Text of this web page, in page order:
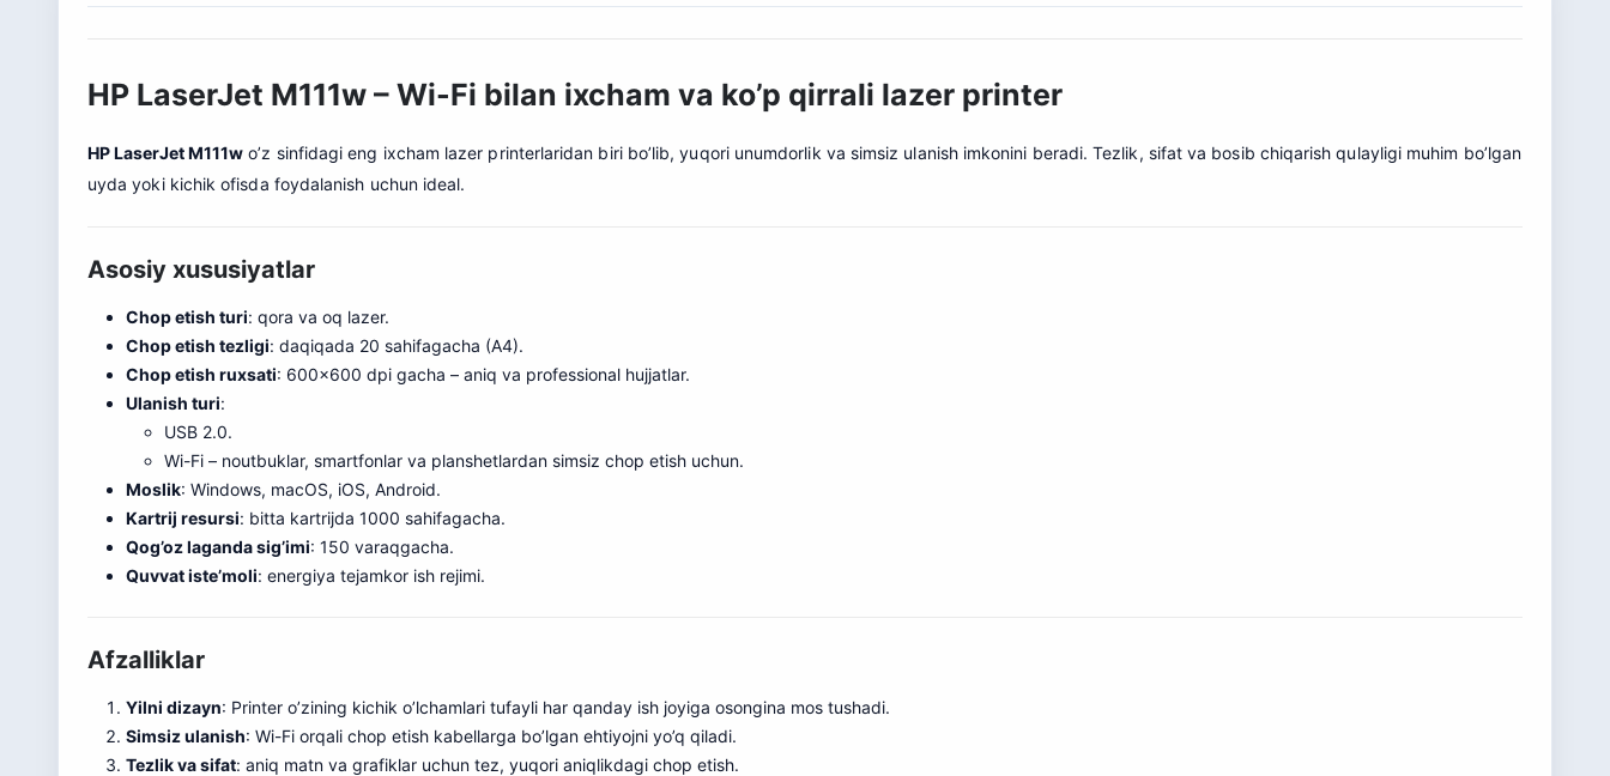
HP LaserJet M111w – Wi-Fi bilan ixcham va ko’p qirrali lazer printer
HP LaserJet M111w o’z sinfidagi eng ixcham lazer printerlaridan biri bo’lib, yuqori unumdorlik va simsiz ulanish imkonini beradi. Tezlik, sifat va bosib chiqarish qulayligi muhim bo’lgan
uyda yoki kichik ofisda foydalanish uchun ideal.
Asosiy xususiyatlar
Chop etish turi: qora va oq lazer.
Chop etish tezligi: daqiqada 20 sahifagacha (A4).
Chop etish ruxsati: 600×600 dpi gacha – aniq va professional hujjatlar.
Ulanish turi:
USB 2.0.
Wi-Fi – noutbuklar, smartfonlar va planshetlardan simsiz chop etish uchun.
Moslik: Windows, macOS, iOS, Android.
Kartrij resursi: bitta kartrijda 1000 sahifagacha.
Qog’oz laganda sig’imi: 150 varaqgacha.
Quvvat iste’moli: energiya tejamkor ish rejimi.
Afzalliklar
Yilni dizayn: Printer o’zining kichik o’lchamlari tufayli har qanday ish joyiga osongina mos tushadi.
Simsiz ulanish: Wi-Fi orqali chop etish kabellarga bo’lgan ehtiyojni yo’q qiladi.
Tezlik va sifat: aniq matn va grafiklar uchun tez, yuqori aniqlikdagi chop etish.